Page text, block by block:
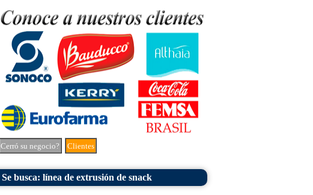
Cerró su negocio? Clientes
Se busca: línea de extrusión de snack